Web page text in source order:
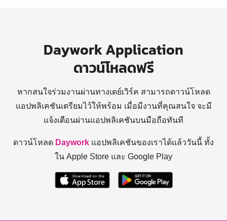
Daywork Application
ดาวน์โหลดฟรี
หากสนใจร่วมงานผ่านทางเดย์เวิร์ค สามารถดาวน์โหลด
แอปพลิเคชันเตรียมไว้ให้พร้อม เมื่อมีงานที่คุณสนใจ จะมี
แจ้งเตือนผ่านแอปพลิเคชันบนมือถือทันที
ดาวน์โหลด Daywork แอปพลิเคชันของเราได้แล้ววันนี้ ทั้ง
ใน Apple Store และ Google Play